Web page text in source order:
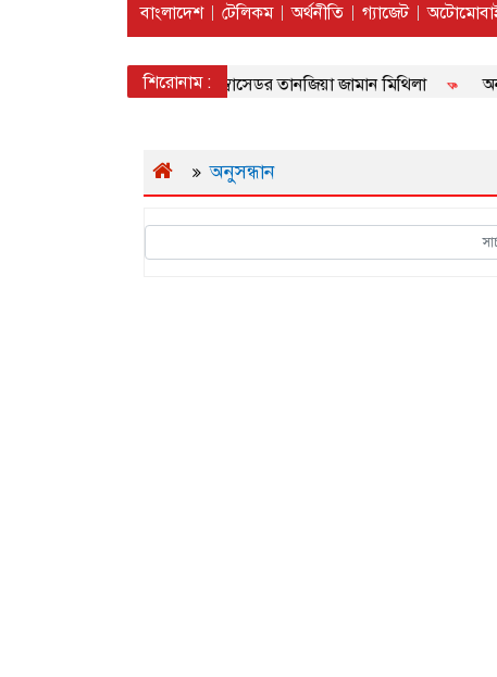
বাংলাদেশ টেলিকম অর্থনীতি গ্যাজেট
শিরোনাম :
ক্রিকেক্সের নতুন ব্র্যান্ড অ্যাম্বাসেডর তানজিয়া জামান মিথিলা
অনুসন্ধান